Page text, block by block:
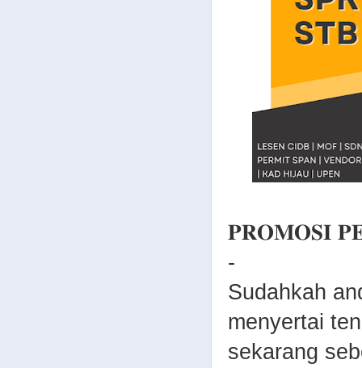
𝐏𝐑𝐎𝐌𝐎𝐒𝐈
-
Sudahkah
menyertai
sekarang